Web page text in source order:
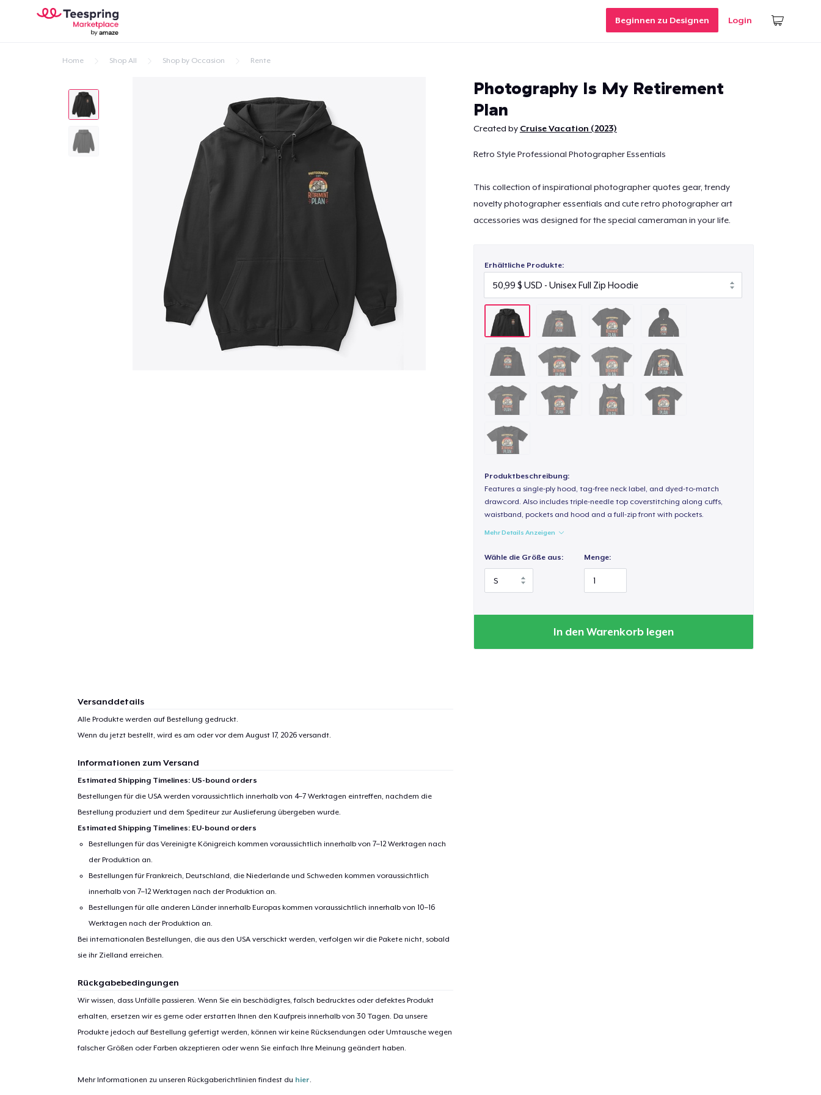
Beginnen zu Designen Login
Home Shop All Shop by Occasion Rente
Photography Is My Retirement
Plan
Created by Cruise Vacation (2023)
Retro Style Professional Photographer Essentials
This collection of inspirational photographer quotes gear, trendy
novelty photographer essentials and cute retro photographer art
accessories was designed for the special cameraman in your life.
Erhältliche Produkte:
Produktbeschreibung:
Features a single-ply hood, tag-free neck label, and dyed-to-match
drawcord. Also includes triple-needle top coverstitching along cuffs,
waistband, pockets and hood and a full-zip front with pockets.
Mehr Details Anzeigen
Wähle die Größe aus: Menge:
In den Warenkorb legen
Versanddetails
Alle Produkte werden auf Bestellung gedruckt.
Wenn du jetzt bestellt, wird es am oder vor dem August 17, 2026versandt.
Informationen zum Versand
Estimated Shipping Timelines: US-bound orders
Bestellungen für die USA werden voraussichtlich innerhalb von 4–7 Werktagen eintreffen, nachdem die
Bestellung produziert und dem Spediteur zur Auslieferung übergeben wurde.
Estimated Shipping Timelines: EU-bound orders
Bestellungen für das Vereinigte Königreich kommen voraussichtlich innerhalb von 7–12 Werktagen nach
der Produktion an.
Bestellungen für Frankreich, Deutschland, die Niederlande und Schweden kommen voraussichtlich
innerhalb von 7–12 Werktagen nach der Produktion an.
Bestellungen für alle anderen Länder innerhalb Europas kommen voraussichtlich innerhalb von 10–16
Werktagen nach der Produktion an.
Bei internationalen Bestellungen, die aus den USA verschickt werden, verfolgen wir die Pakete nicht, sobald
sie ihr Zielland erreichen.
Rückgabebedingungen
Wir wissen, dass Unfälle passieren. Wenn Sie ein beschädigtes, falsch bedrucktes oder defektes Produkt
erhalten, ersetzen wir es gerne oder erstatten Ihnen den Kaufpreis innerhalb von 30 Tagen. Da unsere
Produkte jedoch auf Bestellung gefertigt werden, können wir keine Rücksendungen oder Umtausche wegen
falscher Größen oder Farben akzeptieren oder wenn Sie einfach Ihre Meinung geändert haben.
Mehr Informationen zu unseren Rückgaberichtlinien findest du hier.